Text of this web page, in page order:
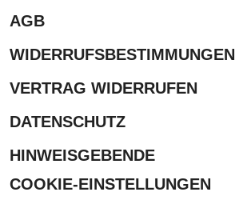
AGB
WIDERRUFSBESTIMMUNGEN
VERTRAG WIDERRUFEN
DATENSCHUTZ
HINWEISGEBENDE
COOKIE-EINSTELLUNGEN